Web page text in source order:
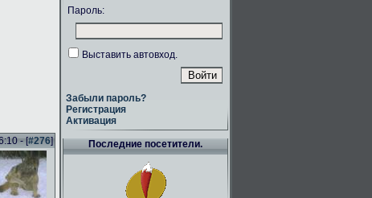
- [#276]
Пароль:
Выставить автовход.
Забыли пароль?
Регистрация
Активация
Последние посетители.